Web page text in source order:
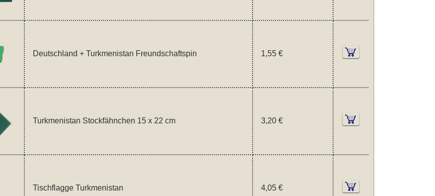
Deutschland + Turkmenistan Freundschaftspin 1,55 €
Turkmenistan Stockfähnchen 15 x 22 cm 3,20 €
Tischflagge Turkmenistan 4,05 €